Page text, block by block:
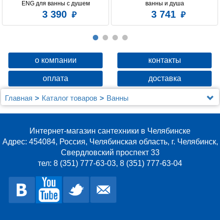
ENG для ванны с душем
3 390
ванны и душа
3 741
о компании контакты
оплата доставка
Главная Каталог товаров
Ванны
Акриловая ванна Gemy G9052 II K L
Интернет-магазин сантехники в Челябинске
Адрес: 454084, Россия, Челябинская область, г. Челябинск,
Свердловский проспект 33
тел: 8 (351) 777-63-03, 8 (351) 777-63-04